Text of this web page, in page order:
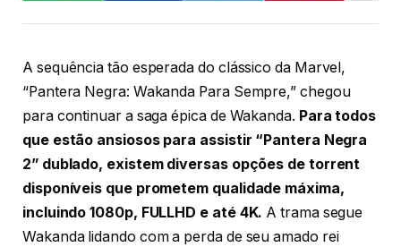
A sequência tão esperada do clássico da Marvel,
“Pantera Negra: Wakanda Para Sempre,” chegou
para continuar a saga épica de Wakanda. Para todos
que estão ansiosos para assistir “Pantera Negra
2” dublado, existem diversas opções de torrent
disponíveis que prometem qualidade máxima,
incluindo 1080p, FULLHD e até 4K. A trama segue
Wakanda lidando com a perda de seu amado rei